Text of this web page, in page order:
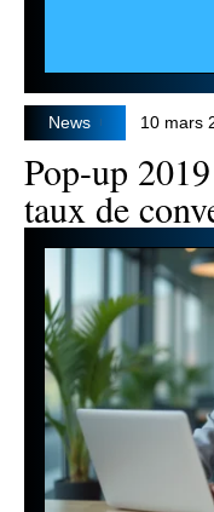
News 10 mars
Pop-up
taux de